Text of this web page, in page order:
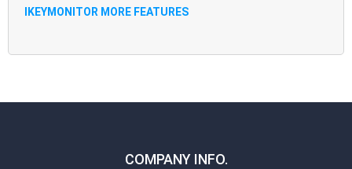
IKEYMONITOR MORE FEATURES
COMPANY INFO.